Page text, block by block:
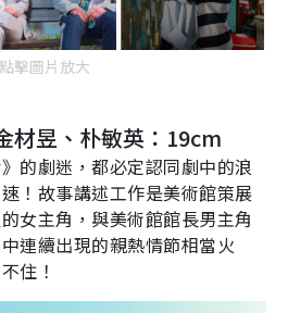
點擊圖片放大
材昱、朴敏英：19cm
的劇迷，都必定認同劇中的浪
！故事講述工作是美術館策展
女主角，與美術館館長男主角
連續出現的親熱情節相當火
住！